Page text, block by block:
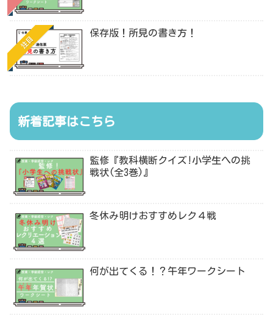
注目
保存版！所見の書き方！
新着記事はこちら
監修『教科横断クイズ!小学生への挑
戦状(全3巻)』
冬休み明けおすすめレク４戦
何が出てくる！？午年ワークシート